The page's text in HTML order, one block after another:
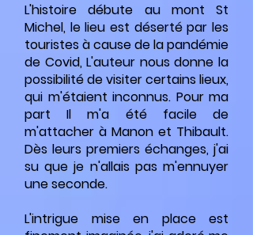
L'histoire débute au mont St
Michel, le lieu est déserté par les
touristes à cause de la pandémie
de Covid, L'auteur nous donne la
possibilité de visiter certains lieux,
qui m'étaient inconnus. Pour ma
partIl m'a été facile de
m'attacher à Manon et Thibault.
Dès leurs premiers échanges, j'ai
su que je n'allais pas m'ennuyer
une seconde.
L'intrigue mise en place est